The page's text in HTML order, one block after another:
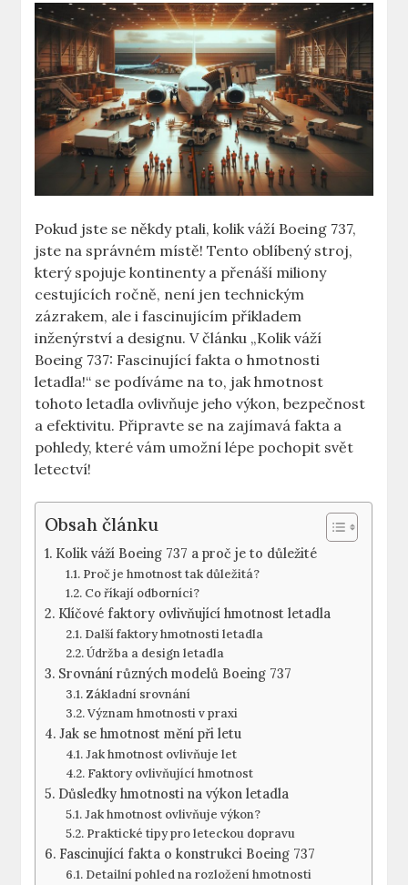
Pokud jste se někdy ‍ptali, kolik váží Boeing 737,
jste na správném místě! Tento ​oblíbený stroj,
který spojuje⁣ kontinenty a přenáší miliony
cestujících‍ ročně, není jen technickým
zázrakem, ale i fascinujícím příkladem
inženýrství a​ designu. V‍ článku „Kolik váží
Boeing 737: ⁤Fascinující fakta o hmotnosti
letadla!“ ‍se⁢ podíváme na to,⁣ jak hmotnost
tohoto letadla⁣ ovlivňuje jeho ⁤výkon, bezpečnost
a efektivitu. Připravte se na zajímavá fakta a
pohledy, které⁣ vám umožní lépe ‍pochopit svět
letectví!
Obsah článku
Kolik váží Boeing​ 737 a proč je to⁣ důležité
Proč je⁢ hmotnost‍ tak ⁢důležitá?
Co říkají odborníci?
Klíčové ⁢faktory ovlivňující hmotnost letadla
Další⁣ faktory ⁢hmotnosti letadla
Údržba a ‍design letadla
Srovnání různých modelů ⁣Boeing ‍737
Základní⁣ srovnání
Význam hmotnosti v praxi
Jak se‍ hmotnost mění při letu
Jak hmotnost ovlivňuje let
Faktory ovlivňující hmotnost
Důsledky hmotnosti na výkon letadla
Jak hmotnost ​ovlivňuje​ výkon?
Praktické tipy pro leteckou dopravu
Fascinující fakta o ⁢konstrukci ​Boeing 737
Detailní pohled na rozložení‌ hmotnosti